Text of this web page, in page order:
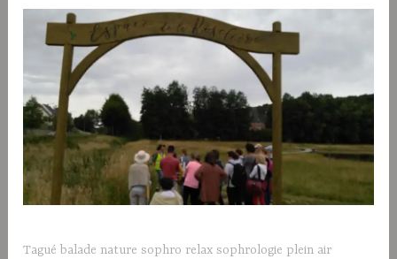
Tagué balade nature sophro relax sophrologie plein air